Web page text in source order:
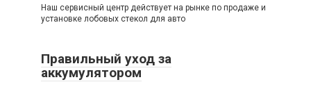
Наш сервисный центр действует на рынке по продаже и
установке лобовых стекол для авто
Правильный уход за
аккумулятором